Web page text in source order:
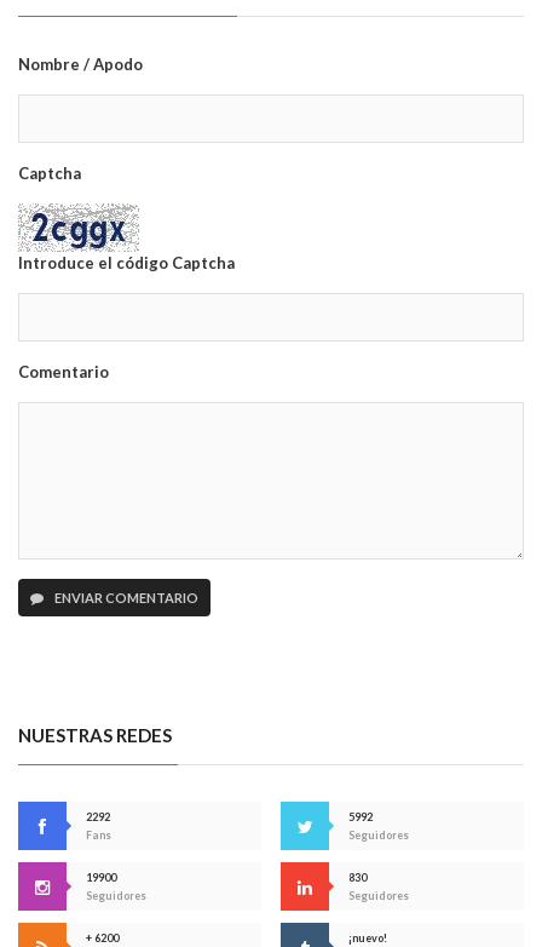
Nombre / Apodo
Captcha
Introduce el código Captcha
Comentario
ENVIAR COMENTARIO
NUESTRAS REDES
2292
Fans
5992
Seguidores
19900
Seguidores
830
Seguidores
+ 6200
¡nuevo!